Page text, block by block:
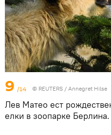
9 /14 © REUTERS / Annegret Hilse
Лев Матео ест
елки в зоопарке Берлина.